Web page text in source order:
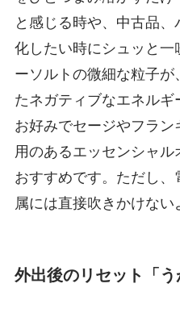
と感じる時や、中古品
化したい時にシュッと一
ーソルトの微細な粒子が
たネガティブなエネルギ
お好みでセージやフラ
用のあるエッセンシャル
おすすめです。ただし
属には直接吹きかけない
外出後のリセット「う